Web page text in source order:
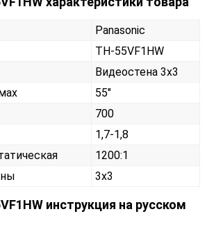
Panasonic
TH-55VF1HW
Видеостена 3х3
55"
700
1,7-1,8
1200:1
3x3
инструкция на русском